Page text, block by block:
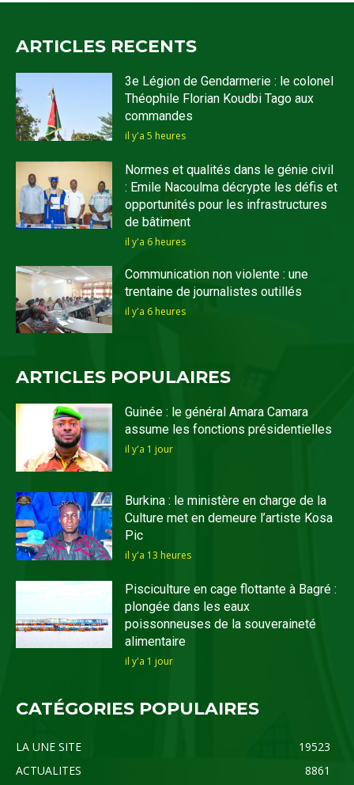
ARTICLES RECENTS
3e Légion de Gendarmerie : le colonel
Théophile Florian Koudbi Tago aux
commandes
il y'a 5 heures
Normes et qualités dans le génie civil
: Emile Nacoulma décrypte les défis et
opportunités pour les infrastructures
de bâtiment
il y'a 6 heures
Communication non violente : une
trentaine de journalistes outillés
il y'a 6 heures
ARTICLES POPULAIRES
Guinée : le général Amara Camara
assume les fonctions présidentielles
il y'a 1 jour
Burkina : le ministère en charge de la
Culture met en demeure l’artiste Kosa
Pic
il y'a 13 heures
Pisciculture en cage flottante à Bagré :
plongée dans les eaux
poissonneuses de la souveraineté
alimentaire
il y'a 1 jour
CATÉGORIES POPULAIRES
LA UNE SITE
19523
ACTUALITES
8861